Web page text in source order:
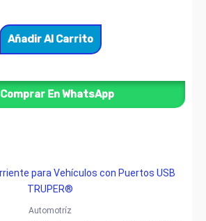
Añadir Al Carrito
Comprar En WhatsApp
Automotríz
Price
$137.800
$767.600
Este